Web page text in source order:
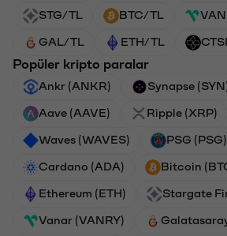
STG/TL BTC/TL
GAL/TL ETH/TL
Popüler kripto paralar
Ankr (ANKR) Synapse
Aave (AAVE) Ripple (XRP)
Waves (WAVES) PSG (PSG)
Cardano (ADA) Bitcoin
Ethereum (ETH) Stargate
Vanar (VANRY)